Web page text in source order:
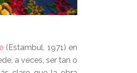
(Estambul, 1971) en
a veces, ser tan o